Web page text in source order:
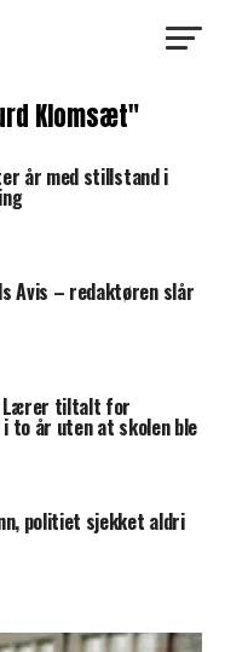
Klomsæt"
år med stillstand i
Avis – redaktøren slår
Lærer tiltalt for
to år uten at skolen ble
politiet sjekket aldri